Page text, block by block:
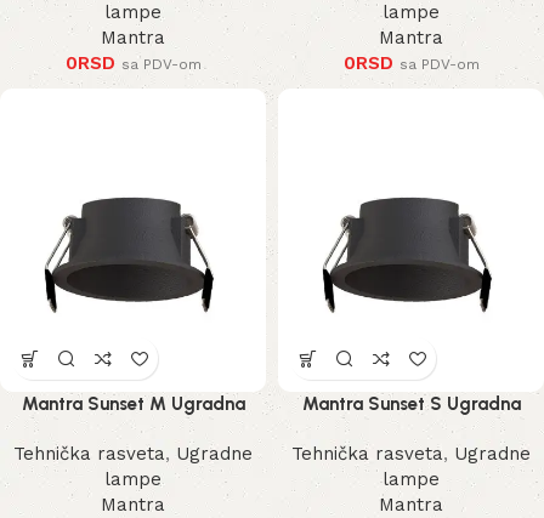
lampe
Mantra
0RSD sa PDV-om
lampe
Mantra
0RSD sa PDV-om
Mantra Sunset M Ugradna
Lampa
Tehnička rasveta, Ugradne
lampe
Mantra
Mantra Sunset S Ugradna
Lampa
Tehnička rasveta, Ugradne
lampe
Mantra